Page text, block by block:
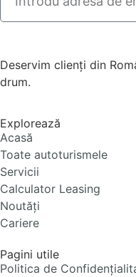
Deservim clienți din
drum.
Explorează
Acasă
Toate autoturismele
Servicii
Calculator Leasing
Noutăți
Cariere
Pagini utile
Politica de